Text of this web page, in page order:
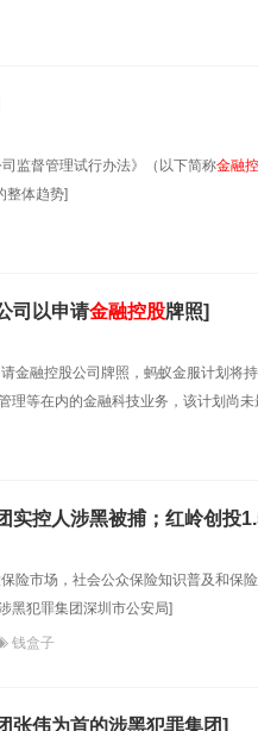
监督管理试行办法》（以下简称金融
整体趋势]
司以申请金融控股牌照]
金融控股公司牌照，蚂蚁金服计划将
理等在内的金融科技业务，该计划尚
实控人涉黑被捕；红岭创投
险市场，社会公众保险知识普及和保
黑犯罪集团深圳市公安局]
钱盒子
张伟为首的涉黑犯罪集团]